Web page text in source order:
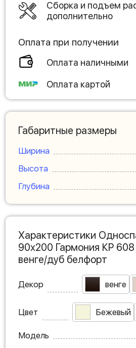
Сборка и подъем
дополнительно
Оплата при получении
Оплата наличными
Оплата картой
Габаритные размеры
Ширина
Высота
Глубина
Характеристики
90х200 Гармония КР
венге/дуб белфорт
Декор венге
Цвет Бежевый
Модель